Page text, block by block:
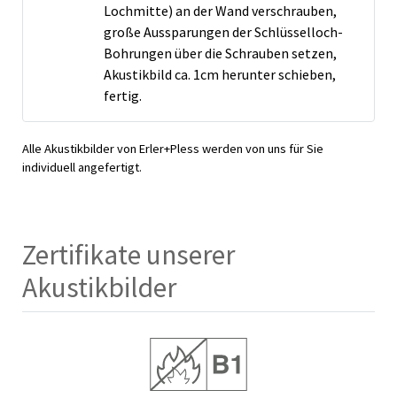
Lochmitte) an der Wand verschrauben,
große Aussparungen der Schlüsselloch-
Bohrungen über die Schrauben setzen,
Akustikbild ca. 1cm herunter schieben,
fertig.
Alle Akustikbilder von Erler+Pless werden von uns für Sie
individuell angefertigt.
Zertifikate unserer
Akustikbilder